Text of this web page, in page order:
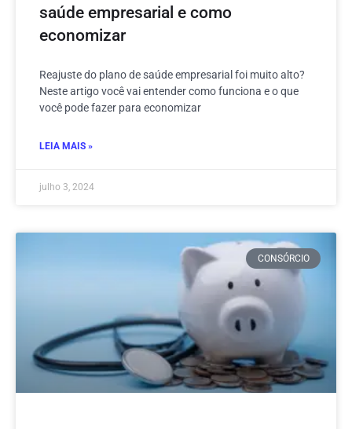
saúde empresarial e como
economizar
Reajuste do plano de saúde empresarial foi muito alto?
Neste artigo você vai entender como funciona e o que
você pode fazer para economizar
LEIA MAIS »
julho 3, 2024
CONSÓRCIO